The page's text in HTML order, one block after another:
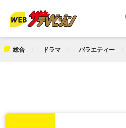
総合 ドラマ バラエティー